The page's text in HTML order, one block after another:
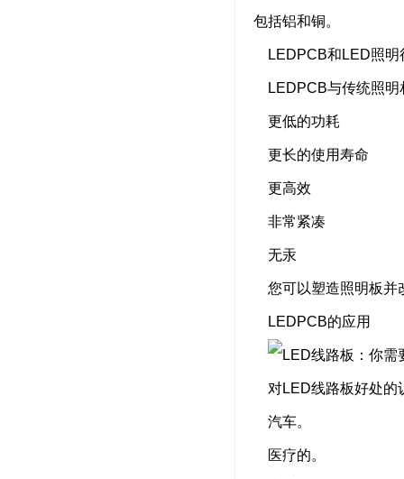
包括铝和铜。
LEDPCB和LED照明
LEDPCB与传统照明
更低的功耗
更长的使用寿命
更高效
非常紧凑
无汞
您可以塑造照明板并
LEDPCB的应用
对LED线路板好处的
汽车。
医疗的。